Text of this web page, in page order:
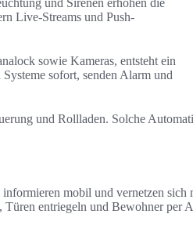
und Sirenen erhöhen die
Live-Streams und Push-
sowie Kameras, entsteht ein
sofort, senden Alarm und
und Rollladen. Solche
mobil und vernetzen sich
Türen entriegeln und Bewohner per